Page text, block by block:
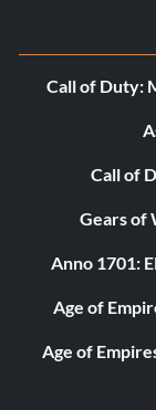
Call of Duty:
Call of
Gears of
Anno 1701:
Age of
Age of